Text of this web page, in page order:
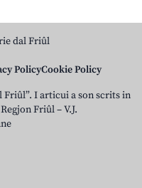
dal Friûl
PolicyCookie Policy
Friûl”. I articui a son scrits in
Friûl – V.J.